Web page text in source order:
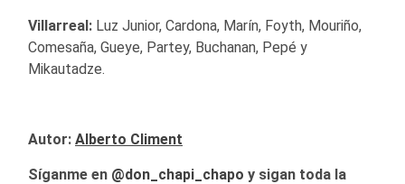
Villarreal: Luz Junior, Cardona, Marín, Foyth, Mouriño,
Comesaña, Gueye, Partey, Buchanan, Pepé y
Mikautadze.
Autor: Alberto Climent
Síganme en @don_chapi_chapo y sigan toda la